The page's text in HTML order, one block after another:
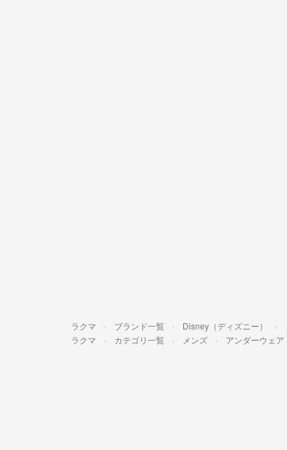
ラクマ ブランド一覧 Disney（ディズニー）
ラクマ カテゴリ一覧 メンズ アンダーウェア